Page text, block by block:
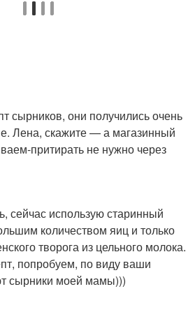
сырников, они получились очень
Лена, скажите — а магазинный
притирать не нужно через
сейчас использую старинный
количеством яиц и только
творога из цельного молока.
попробуем, по виду ваши
сырники моей мамы)))